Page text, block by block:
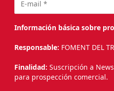
Información básica sobre
Responsable: FOMENT DEL
Finalidad: Suscripción a
para prospección comercial.